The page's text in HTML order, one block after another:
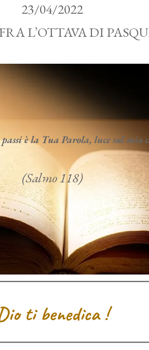
23/04/2022
L’OTTAVA DI
è la Tua Parola, luce sul mio
(Salmo 118)
ti benedica !